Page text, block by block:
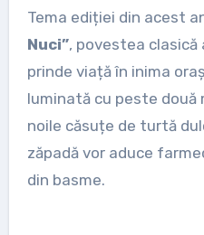
Tema ediției din acest
Nuci”, povestea clasică
prinde viață în inima
luminată cu peste două
noile căsuțe de turtă
zăpadă vor aduce
din basme.